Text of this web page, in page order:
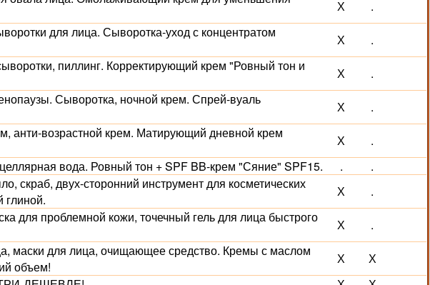
Х .
для лица. Сыворотка-уход с концентратом
Х .
пиллинг. Корректирующий крем "Ровный тон и
Х .
Сыворотка, ночной крем. Спрей-вуаль
Х .
анти-возрастной крем. Матирующий дневной крем
Х
.
вода. Ровный тон + SPF BB-крем "Сяние" SPF15. .
.
скраб, двух-сторонний инструмент для косметических
глиной.
Х .
для проблемной кожи, точечный гель для лица быстрого
Х .
маски для лица, очищающее средство. Кремы с маслом
объем!
Х
Х